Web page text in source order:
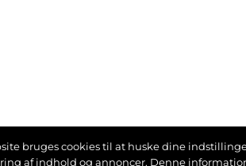
bruges cookies til at huske dine
af indhold og annoncer. Denne